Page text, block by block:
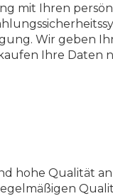
mit Ihren
Wir geben
Ihre Daten
hohe Qualität